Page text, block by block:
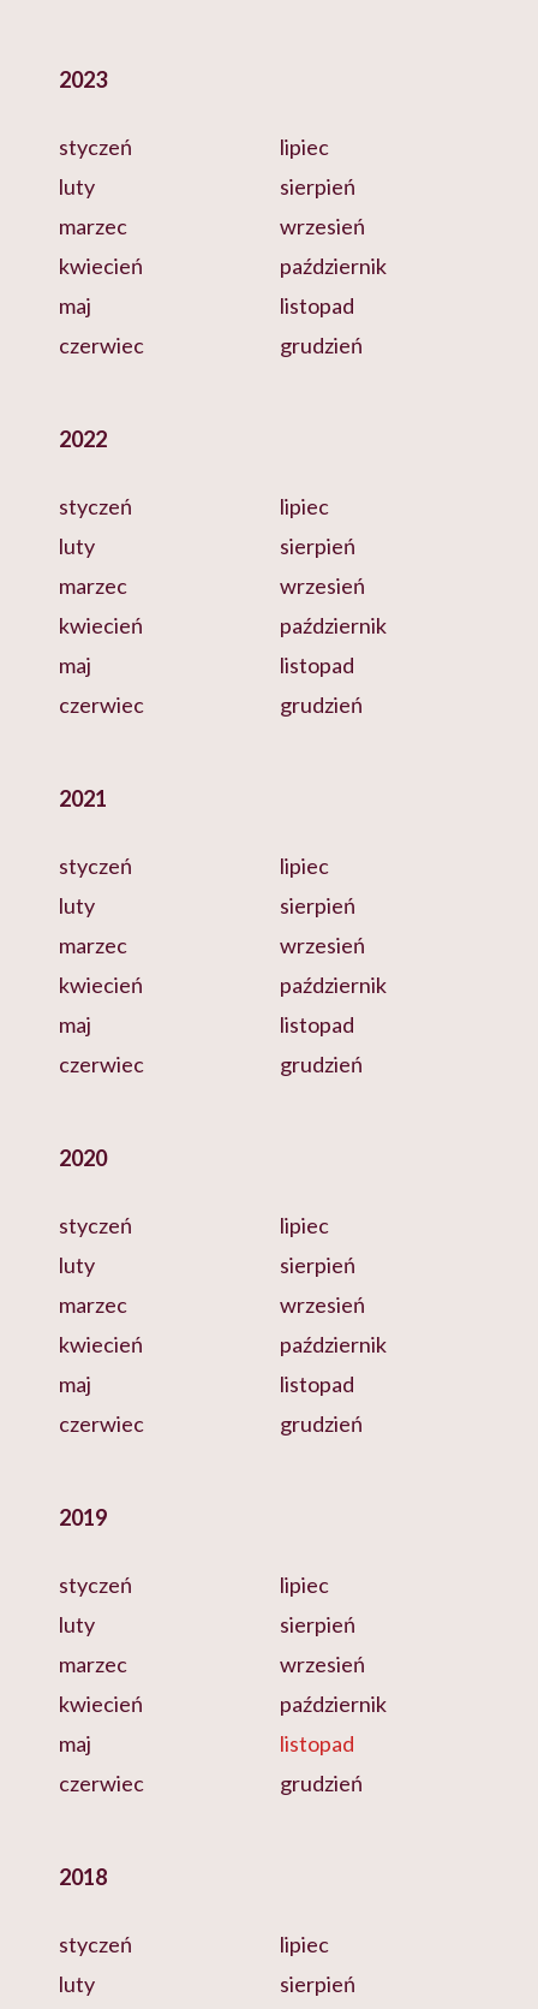
2023
styczeń
luty
marzec
kwiecień
maj
czerwiec
lipiec
sierpień
wrzesień
październik
listopad
grudzień
2022
styczeń
luty
marzec
kwiecień
maj
czerwiec
lipiec
sierpień
wrzesień
październik
listopad
grudzień
2021
styczeń
luty
marzec
kwiecień
maj
czerwiec
lipiec
sierpień
wrzesień
październik
listopad
grudzień
2020
styczeń
luty
marzec
kwiecień
maj
czerwiec
lipiec
sierpień
wrzesień
październik
listopad
grudzień
2019
styczeń
luty
marzec
kwiecień
maj
czerwiec
lipiec
sierpień
wrzesień
październik
listopad
grudzień
2018
styczeń
luty
lipiec
sierpień